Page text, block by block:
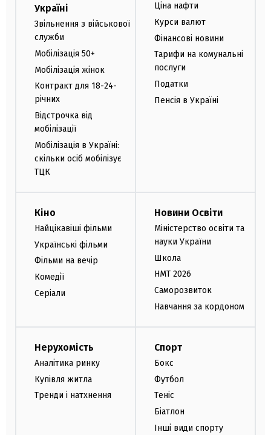
Україні
Звільнення з військової
служби
Мобілізація 50+
Мобілізація жінок
Контракт для 18-24-
річних
Відстрочка від
мобілізації
Мобілізація в Україні:
скільки осіб мобілізує
ТЦК
Ціна нафти
Курси валют
Фінансові новини
Тарифи на комунальні
послуги
Податки
Пенсія в Україні
Кіно
Найцікавіші фільми
Українські фільми
Фільми на вечір
Комедії
Серіали
Новини Освіти
Міністерство освіти та
науки України
Школа
НМТ 2026
Саморозвиток
Навчання за кордоном
Нерухомість
Аналітика ринку
Купівля житла
Тренди і натхнення
Спорт
Бокс
Футбол
Теніс
Біатлон
Інші види спорту